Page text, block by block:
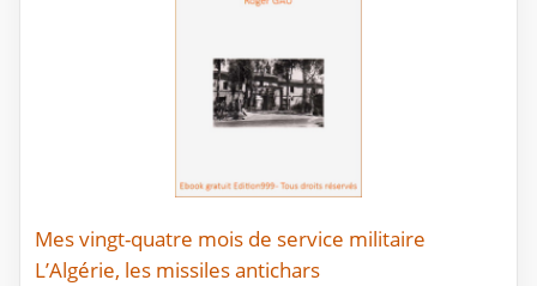
Mes vingt-quatre mois de service militaire
L’Algérie, les missiles antichars